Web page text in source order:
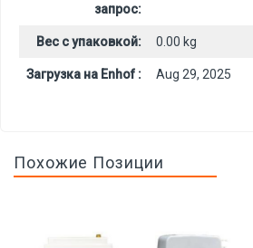
запрос:
Вес с упаковкой: 0.00 kg
Загрузка на Enhof : Aug 29, 2025
Похожие Позиции